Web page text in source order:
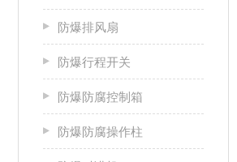
防爆排风扇
防爆行程开关
防爆防腐控制箱
防爆防腐操作柱